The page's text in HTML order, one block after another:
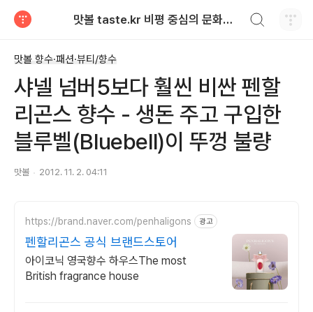
맛볼 taste.kr 비평 중심의 문화적 기호 · 맛 · 향기 리뷰
맛볼 향수·패션·뷰티/향수
샤넬 넘버5보다 훨씬 비싼 펜할
리곤스 향수 - 생돈 주고 구입한
블루벨(Bluebell)이 뚜껑 불량
맛볼 2012. 11. 2. 04:11
https://brand.naver.com/penhaligons 광고
펜할리곤스 공식 브랜드스토어
아이코닉 영국향수 하우스The most
British fragrance house